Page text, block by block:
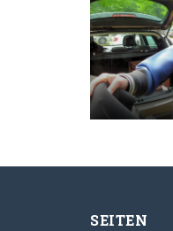
SEITEN